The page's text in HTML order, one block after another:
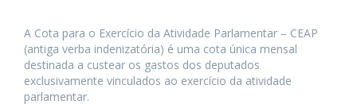
A Cota para o Exercício da Atividade Parlamentar – CEAP
(antiga verba indenizatória) é uma cota única mensal
destinada a custear os gastos dos deputados
exclusivamente vinculados ao exercício da atividade
parlamentar.